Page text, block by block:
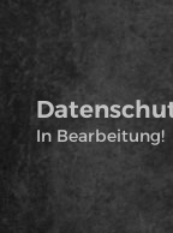
In Bearbeitung!